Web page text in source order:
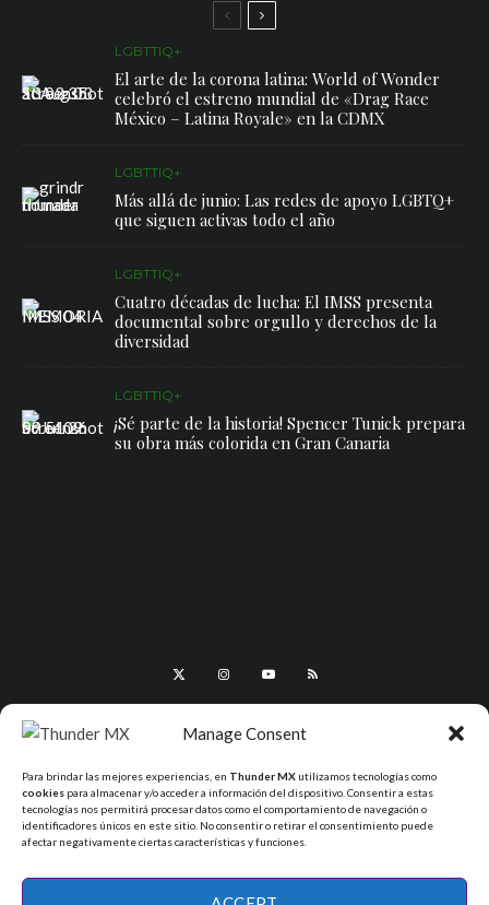
Manage Consent
Para brindar las mejores experiencias, en Thunder MX utilizamos tecnologías como
cookies para almacenar y/o acceder a información del dispositivo. Consentir a estas
tecnologías nos permitirá procesar datos como el comportamiento de navegación o
identificadores únicos en este sitio. No consentir o retirar el consentimiento puede
afectar negativamente ciertas características y funciones.
LGBTTIQ+
El arte de la corona latina: World of Wonder
celebró el estreno mundial de «Drag Race
México – Latina Royale» en la CDMX
LGBTTIQ+
Más allá de junio: Las redes de apoyo LGBTQ+
que siguen activas todo el año
LGBTTIQ+
Cuatro décadas de lucha: El IMSS presenta
documental sobre orgullo y derechos de la
diversidad
LGBTTIQ+
¡Sé parte de la historia! Spencer Tunick prepara
su obra más colorida en Gran Canaria